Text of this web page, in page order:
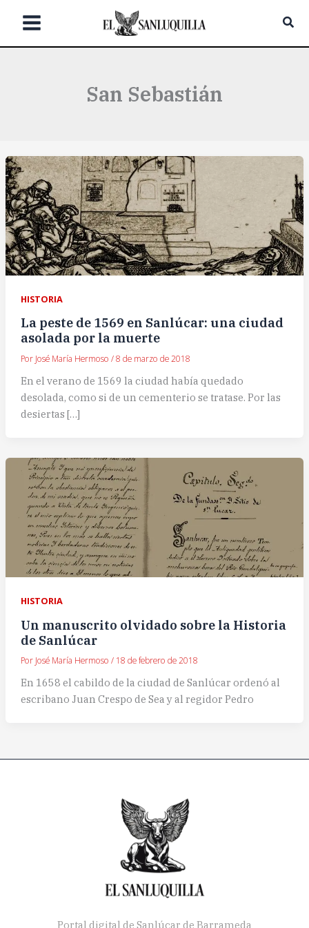
San Sebastián
HISTORIA
La peste de 1569 en Sanlúcar: una ciudad
asolada por la muerte
Por José María Hermoso /8 de marzo de 2018
En el verano de 1569 la ciudad había quedado
desolada, como si de un cementerio se tratase. Por las
desiertas […]
HISTORIA
Un manuscrito olvidado sobre la Historia
de Sanlúcar
Por José María Hermoso / 18 de febrero de 2018
En 1658 el cabildo de la ciudad de Sanlúcar ordenó al
escribano Juan Crespo de Sea y al regidor Pedro
Portal digital de Sanlúcar de Barrameda